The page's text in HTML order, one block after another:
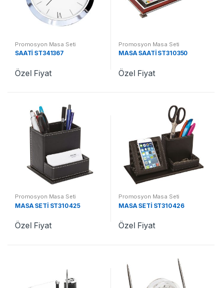
Promosyon Masa Seti
SAATİ ST341367
Özel Fiyat
Promosyon Masa Seti
MASA SAATİ ST310350
Özel Fiyat
Promosyon Masa Seti
MASA SETİ ST310425
Özel Fiyat
Promosyon Masa Seti
MASA SETİ ST310426
Özel Fiyat